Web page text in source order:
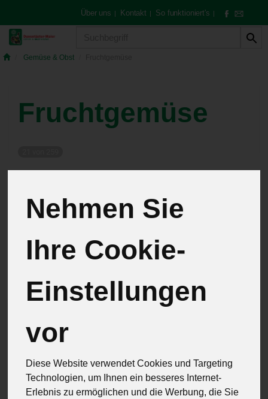
Nehmen Sie
Ihre Cookie-
Einstellungen
vor
Diese Website verwendet Cookies und Targeting
Technologien, um Ihnen ein besseres Internet-
Erlebnis zu ermöglichen und die Werbung, die Sie
Über uns | Kontakt | So funktioniert's |
Gemüse & Obst
Fruchtgemüse
Hersteller Allergene